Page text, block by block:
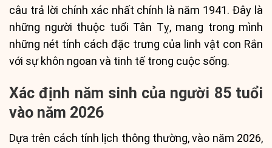
câu trả lời chính xác nhất chính là năm 1941. Đây là
những người thuộc tuổi Tân Tỵ, mang trong mình
những nét tính cách đặc trưng của linh vật con Rắn
với sự khôn ngoan và tinh tế trong cuộc sống.
Xác định năm sinh của người 85 tuổi
vào năm 2026
Dựa trên cách tính lịch thông thường, vào năm 2026,